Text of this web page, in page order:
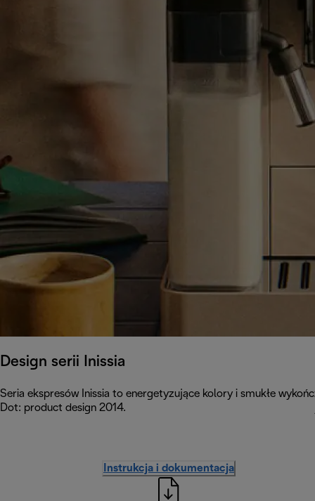
Design serii Inissia
Seria ekspresów Inissia to energetyzujące kolory i smukłe
Dot: product design 2014.
Instrukcja i dokumentacja